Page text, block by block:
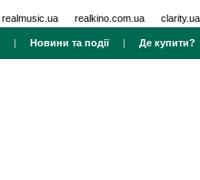
realmusic.ua realkino.com.ua clarity.ua
| Новини та події| Де купити?